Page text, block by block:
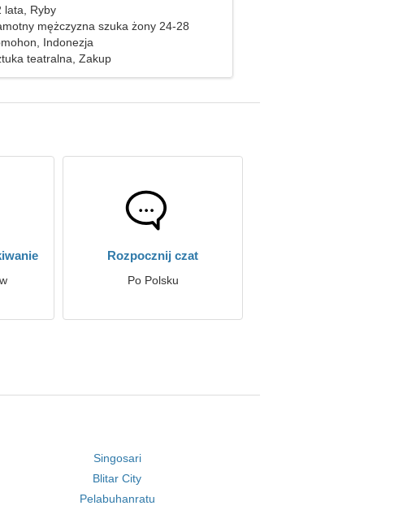
lata, Ryby
mężczyzna szuka żony 24-28
Indonezja
teatralna, Zakup
Rozpocznij czat
Po Polsku
Singosari
Blitar City
Pelabuhanratu